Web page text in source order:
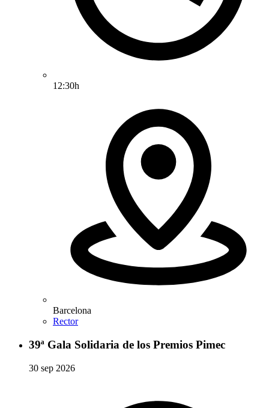
12:30h
Barcelona
Rector
39ª Gala Solidaria de los Premios Pimec
30 sep 2026